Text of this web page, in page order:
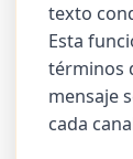
texto
Esta
términos
mensaje
cada